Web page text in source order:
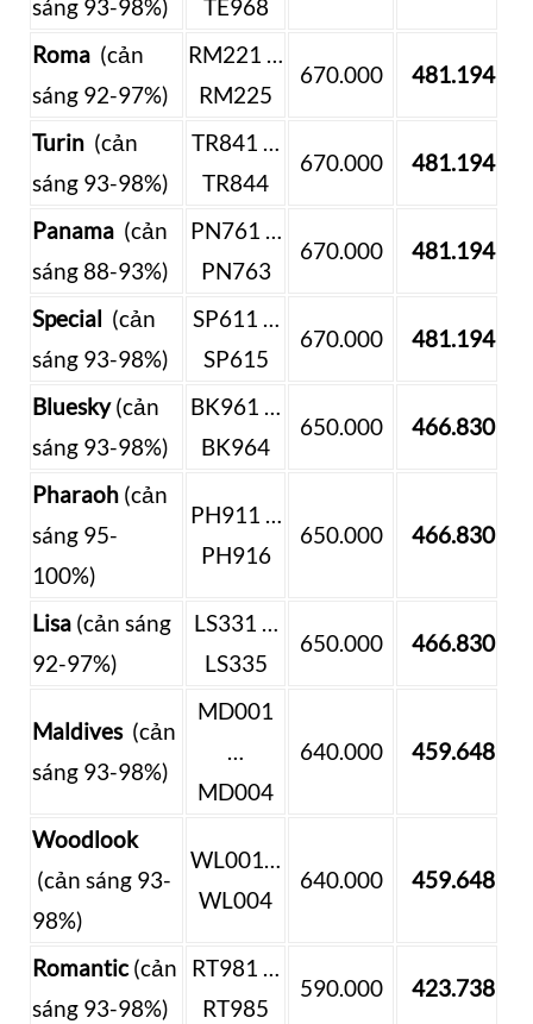
sáng 93-98%) TE968
Roma (cản
sáng 92-97%)
RM221 …
RM225
670.000 481.194
Turin (cản
sáng 93-98%)
TR841 …
TR844
670.000 481.194
Panama (cản
sáng 88-93%)
PN761 …
PN763
670.000 481.194
Special (cản
sáng 93-98%)
SP611 …
SP615
670.000 481.194
Bluesky(cản
sáng 93-98%)
BK961 …
BK964
650.000 466.830
Pharaoh (cản
sáng 95-
100%)
PH911 …
PH916
650.000 466.830
Lisa (cản sáng
92-97%)
LS331 …
LS335
650.000 466.830
Maldives (cản
sáng 93-98%)
MD001
…
MD004
640.000 459.648
Woodlook
(cản sáng 93-
98%)
WL001…
WL004
640.000 459.648
Romantic(cản
sáng 93-98%)
RT981 …
RT985
590.000 423.738